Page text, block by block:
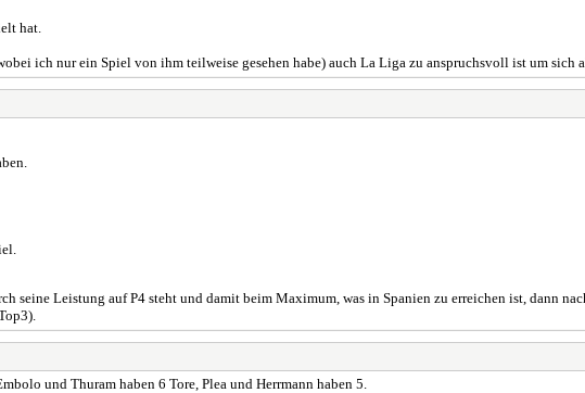
hat.
ich nur ein Spiel von ihm teilweise gesehen habe) auch La Liga zu anspruchsvoll ist um sich
seine Leistung auf P4 steht und damit beim Maximum, was in Spanien zu erreichen ist, dann
und Thuram haben 6 Tore, Plea und Herrmann haben 5.